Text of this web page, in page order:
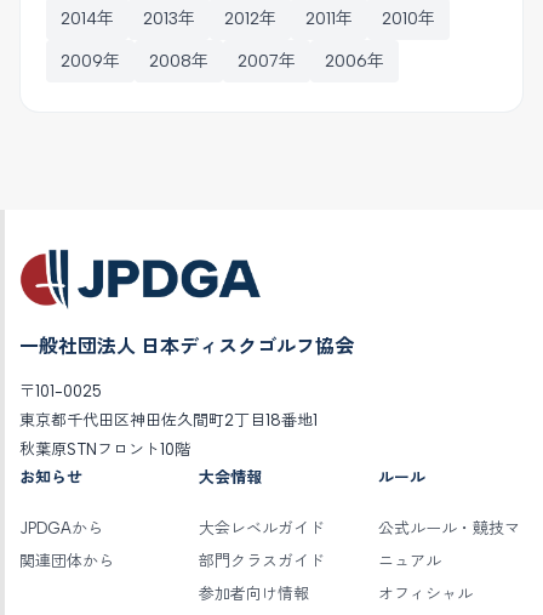
2014年 2013年 2012年 2011年 2010年
2009年 2008年 2007年 2006年
一般社団法人 日本ディスクゴルフ協会
〒101-0025
東京都千代田区神田佐久間町2丁目18番地1
秋葉原STNフロント10階
お知らせ
JPDGAから
関連団体から
大会情報
大会レベルガイド
部門クラスガイド
参加者向け情報
ルール
公式ルール・競技マ
ニュアル
オフィシャル